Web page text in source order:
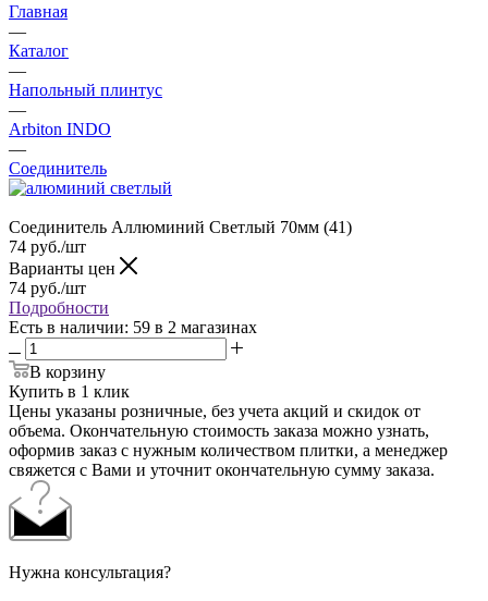
Главная
—
Каталог
—
Напольный плинтус
—
Arbiton INDO
—
Соединитель
Соединитель Аллюминий Светлый 70мм (41)
74 руб./шт
Варианты цен
74 руб./шт
Подробности
Есть в наличии: 59 в 2 магазинах
В корзину
Купить в 1 клик
Цены указаны розничные, без учета акций и скидок от
объема. Окончательную стоимость заказа можно узнать,
оформив заказ с нужным количеством плитки, а менеджер
свяжется с Вами и уточнит окончательную сумму заказа.
Нужна консультация?